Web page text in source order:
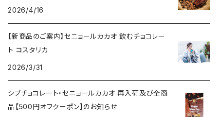
ケーキ
挽き豆
チャームブレスレット
2026/4/16
【新商品のご案内】セニョールカカオ 飲むチョコレー
ト コスタリカ
2026/3/31
シブチョコレート・セニョールカカオ 再入荷及び全商
品【500円オフクーポン】のお知らせ